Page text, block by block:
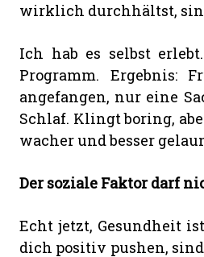
wirklich durchhältst,
Ich hab es selbst
Programm. Ergebnis:
angefangen, nur eine
Schlaf. Klingt boring,
wacher und besser
Der soziale Faktor darf
Echt jetzt, Gesundheit
dich positiv pushen,